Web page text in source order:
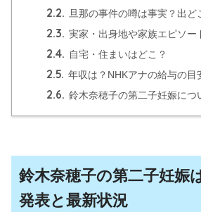
2.2. 旦那の事件の噂は事実？出ど
2.3. 実家・出身地や家族エピソー
2.4. 自宅・住まいはどこ？
2.5. 年収は？NHKアナの給与の目
2.6. 鈴木奈穂子の第二子妊娠につ
鈴木奈穂子の第二子妊娠
発表と最新状況